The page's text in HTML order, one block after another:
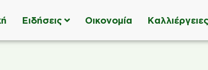
Ειδήσεις Οικονομία Καλλιέργειες